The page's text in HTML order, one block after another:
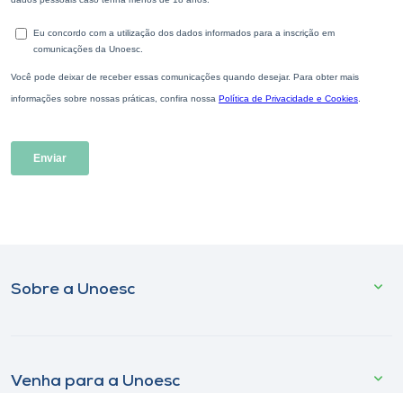
Sobre a Unoesc
Venha para a Unoesc